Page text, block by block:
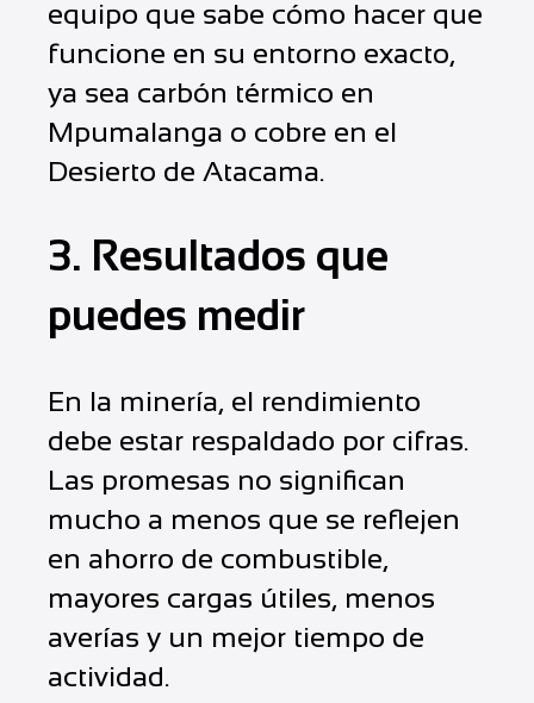
equipo que sabe cómo hacer que
funcione en su entorno exacto,
ya sea carbón térmico en
Mpumalanga o cobre en el
Desierto de Atacama.
3. Resultados que
puedes medir
En la minería, el rendimiento
debe estar respaldado por cifras.
Las promesas no significan
mucho a menos que se reflejen
en ahorro de combustible,
mayores cargas útiles, menos
averías y un mejor tiempo de
actividad.